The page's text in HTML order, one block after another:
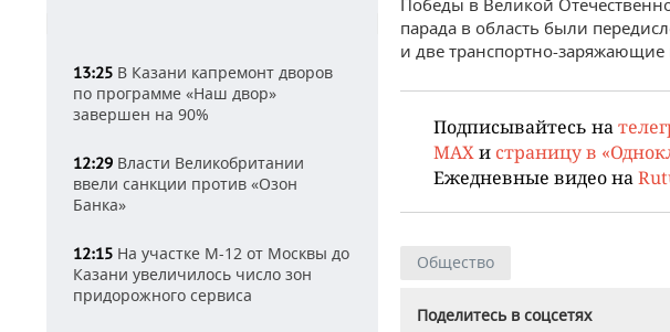
13:25 В Казани капремонт дворов
по программе «Наш двор»
завершен на 90%
12:29 Власти Великобритании
ввели санкции против «Озон
Банка»
12:15 На участке М-12 от Москвы до
Казани увеличилось число зон
придорожного сервиса
Победы в Великой
парада в область были
и две транспортно-
Подписывайтесь на
MAX и страницу в
Ежедневные видео на
Общество
Поделитесь в соцсетях